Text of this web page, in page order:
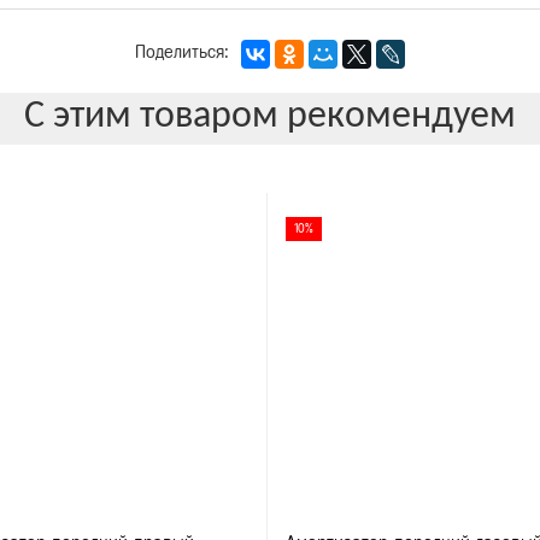
Поделиться:
С этим товаром рекомендуем
10%